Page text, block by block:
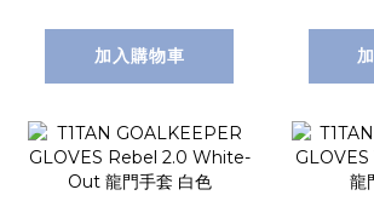
加入購物車